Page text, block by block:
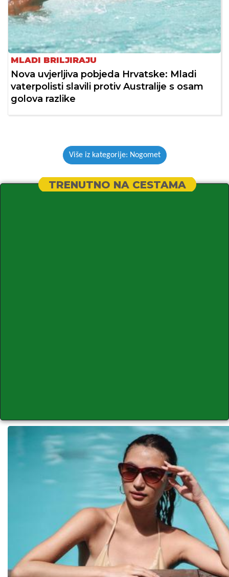
MLADI BRILJIRAJU
Nova uvjerljiva pobjeda Hrvatske: Mladi
vaterpolisti slavili protiv Australije s osam
golova razlike
Više iz kategorije: Nogomet
TRENUTNO NA CESTAMA